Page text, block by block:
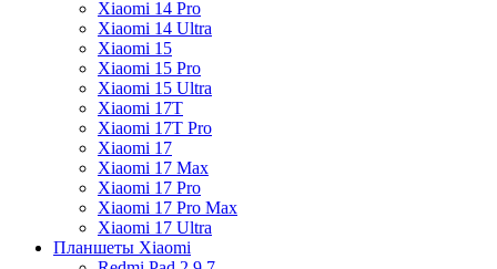
Xiaomi 14 Pro
Xiaomi 14 Ultra
Xiaomi 15
Xiaomi 15 Pro
Xiaomi 15 Ultra
Xiaomi 17T
Xiaomi 17T Pro
Xiaomi 17
Xiaomi 17 Max
Xiaomi 17 Pro
Xiaomi 17 Pro Max
Xiaomi 17 Ultra
Планшеты Xiaomi